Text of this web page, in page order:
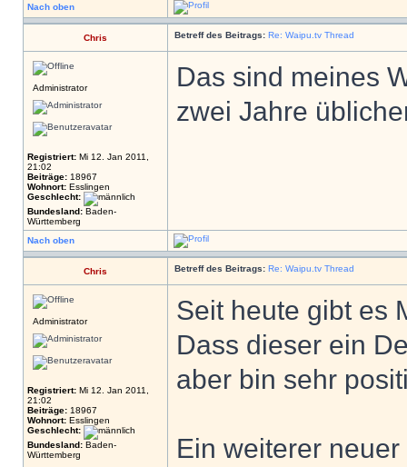
Nach oben
Chris Betreff des Beitrags: Re: Waipu.tv Thread
Administrator
Registriert: Mi 12. Jan 2011,
21:02
Beiträge: 18967
Wohnort: Esslingen
Geschlecht:
Bundesland: Baden-
Württemberg
Das sind meines
zwei Jahre
Nach oben
Chris Betreff des Beitrags: Re: Waipu.tv Thread
Administrator
Registriert: Mi 12. Jan 2011,
21:02
Beiträge: 18967
Wohnort: Esslingen
Geschlecht:
Bundesland: Baden-
Württemberg
Seit heute gibt es
Dass dieser ein
aber bin sehr
Ein weiterer